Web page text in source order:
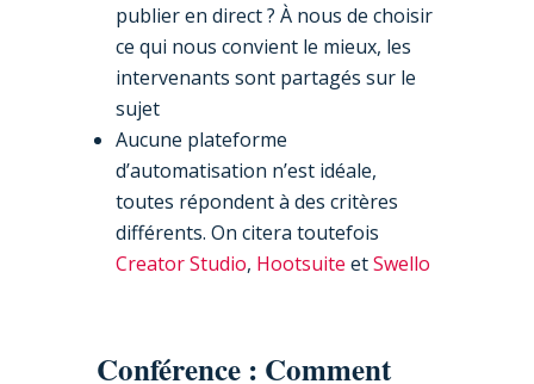
publier en direct ? À nous de choisir
ce qui nous convient le mieux, les
intervenants sont partagés sur le
sujet
Aucune plateforme
d’automatisation n’est idéale,
toutes répondent à des critères
différents. On citera toutefois
Creator Studio, Hootsuite etSwello
Conférence : Comment